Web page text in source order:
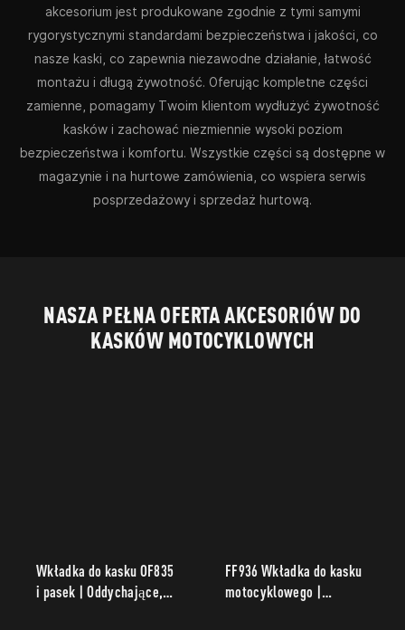
akcesorium jest produkowane zgodnie z tymi samymi
rygorystycznymi standardami bezpieczeństwa i jakości, co
nasze kaski, co zapewnia niezawodne działanie, łatwość
montażu i długą żywotność. Oferując kompletne części
zamienne, pomagamy Twoim klientom wydłużyć żywotność
kasków i zachować niezmiennie wysoki poziom
bezpieczeństwa i komfortu. Wszystkie części są dostępne w
magazynie i na hurtowe zamówienia, co wspiera serwis
posprzedażowy i sprzedaż hurtową.
NASZA PEŁNA OFERTA AKCESORIÓW DO
KASKÓW MOTOCYKLOWYCH
Wkładka do kasku OF835
i pasek | Oddychające,
FF936 Wkładka do kasku
motocyklowego |